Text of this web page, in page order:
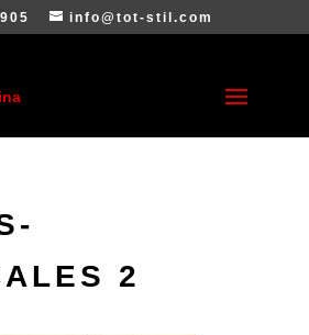
info@tot-stil.com
2